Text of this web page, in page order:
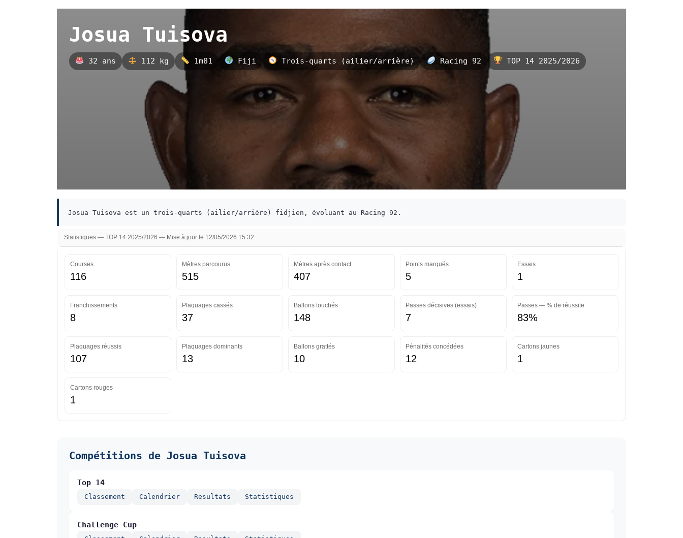
Josua Tuisova
32 ans 112 kg 1m81 Fiji Trois-quarts (ailier/arrière) Racing 92 TOP 14 2025/2026
Josua Tuisova est un trois-quarts (ailier/arrière) fidjien, évoluant au Racing 92.
Statistiques — TOP 14 2025/2026 — Mise à jour le 12/05/2026 15:32
Courses
116
Mètres parcourus
515
Mètres après contact
407
Points marqués
5
Essais
1
Franchissements
8
Plaquages cassés
37
Ballons touchés
148
Passes décisives (essais)
7
Passes — % de réussite
83%
Plaquages réussis
107
Plaquages dominants
13
Ballons grattés
10
Pénalités concédées
12
Cartons jaunes
1
Cartons rouges
1
Compétitions de Josua Tuisova
Top 14
Classement Calendrier Resultats Statistiques
Challenge Cup